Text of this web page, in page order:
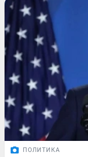
ПОЛИТИКА